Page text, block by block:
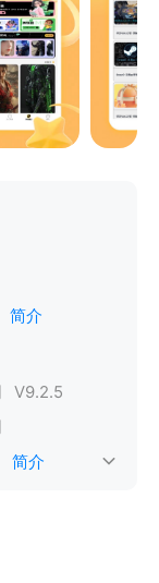
简介
V9.2.5
简介